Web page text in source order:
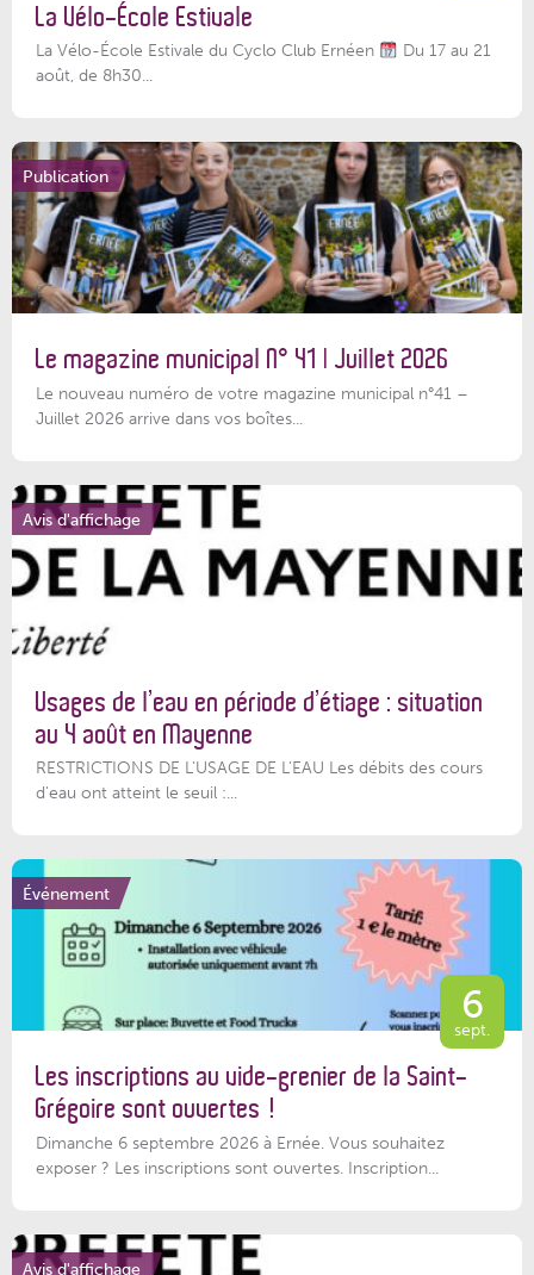
La Vélo-École Estivale
La Vélo-École Estivale du Cyclo Club Ernéen
Du 17 au 21
août, de 8h30...
Publication
Le magazine municipal N° 41 | Juillet 2026
Le nouveau numéro de votre magazine municipal n°41 –
Juillet 2026 arrive dans vos boîtes...
Avis d'affichage
Usages de l’eau en période d’étiage : situation
au 4 août en Mayenne
RESTRICTIONS DE L’USAGE DE L’EAU Les débits des cours
d'eau ont atteint le seuil :...
Événement
6
sept.
Les inscriptions au vide-grenier de la Saint-
Grégoire sont ouvertes !
Dimanche 6 septembre 2026 à Ernée. Vous souhaitez
exposer ? Les inscriptions sont ouvertes. Inscription...
Avis d'affichage